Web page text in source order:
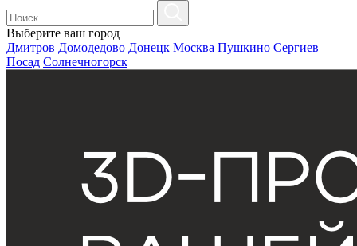
Выберите ваш город
Дмитров Домодедово Донецк Москва Пушкино Сергиев
Посад Солнечногорск